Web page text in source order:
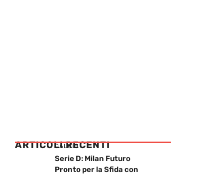
ARTICOLI RECENTI
CALCIO
Serie D: Milan Futuro
Pronto per la Sfida con